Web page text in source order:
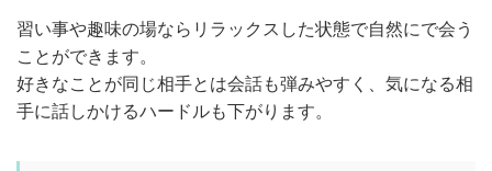
習い事や趣味の場ならリラックスした状態で自然にで会う
ことができます。
好きなことが同じ相手とは会話も弾みやすく、気になる相
手に話しかけるハードルも下がります。